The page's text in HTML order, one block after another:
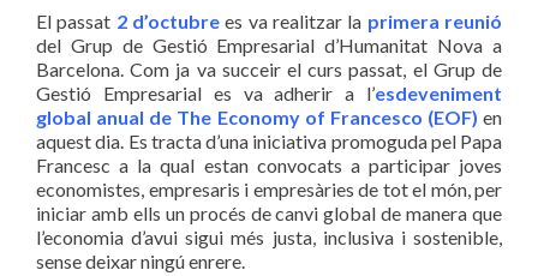
El passat 2 d’octubre es va realitzar la primera reunió
del Grup de Gestió Empresarial d’Humanitat Nova a
Barcelona. Com ja va succeir el curs passat, el Grup de
Gestió Empresarial es va adherir a l’esdeveniment
global anual de The Economy of Francesco (EOF) en
aquest dia. Es tracta d’una iniciativa promoguda pel Papa
Francesc a la qual estan convocats a participar joves
economistes, empresaris i empresàries de tot el món, per
iniciar amb ells un procés de canvi global de manera que
l’economia d’avui sigui més justa, inclusiva i sostenible,
sense deixar ningú enrere.